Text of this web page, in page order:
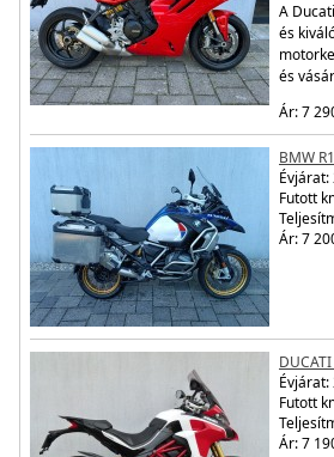
A
és
és
Ár: 7
BMW
Évjárat:
Futott
Ár: 7
Évjárat:
Futott
Ár: 7